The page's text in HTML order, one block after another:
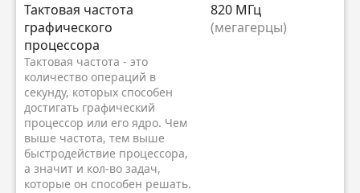
Тактовая частота
графического
процессора
Тактовая частота - это
количество операций в
секунду, которых способен
достигать графический
процессор или его ядро. Чем
выше частота, тем выше
быстродействие процессора,
а значит и кол-во задач,
которые он способен решать.
820 МГц
(мегагерцы)